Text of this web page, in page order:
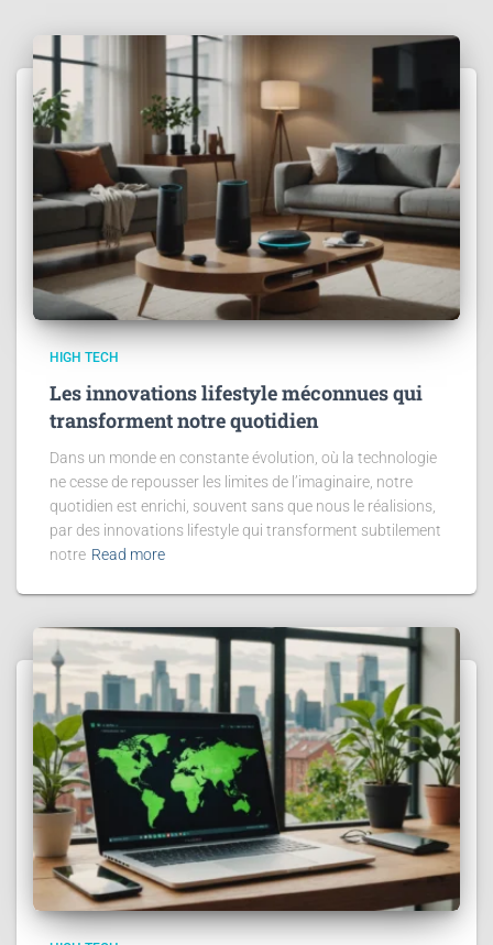
HIGH TECH
Les innovations lifestyle méconnues qui
transforment notre quotidien
Dans un monde en constante évolution, où la technologie
ne cesse de repousser les limites de l’imaginaire, notre
quotidien est enrichi, souvent sans que nous le réalisions,
par des innovations lifestyle qui transforment subtilement
notre Read more